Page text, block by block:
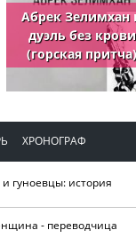
Абрек Зелимхан
дуэль без крови
(горская притча)
ХРОНОГРАФ
гуноевцы: история
- переводчица